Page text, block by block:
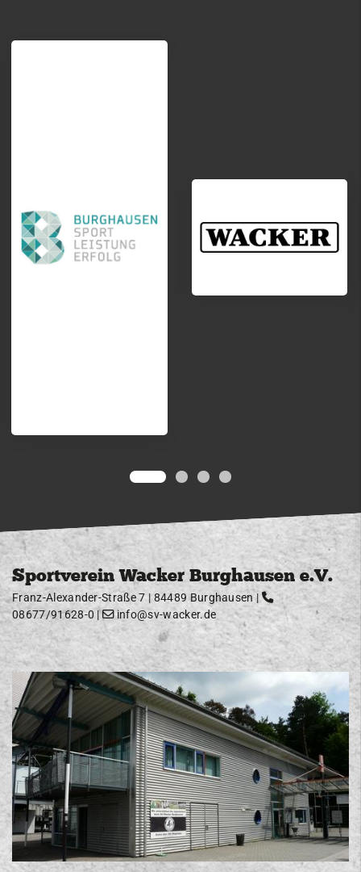
Sportverein Wacker Burghausen e.V.
Franz-Alexander-Straße 7 | 84489 Burghausen |
08677/91628-0 | info@sv-wacker.de
2011
2010
Jugend
Abteilung
Für Fans
Unsere Partner
Termine
Trainingszeiten
Schießen
Schwimmen
Segeln
Ski
Tennis
Tischtennis